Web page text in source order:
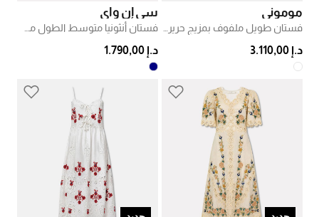
موموني
د.إ 3.110,00
سي إن واي
د.إ 1.790,00